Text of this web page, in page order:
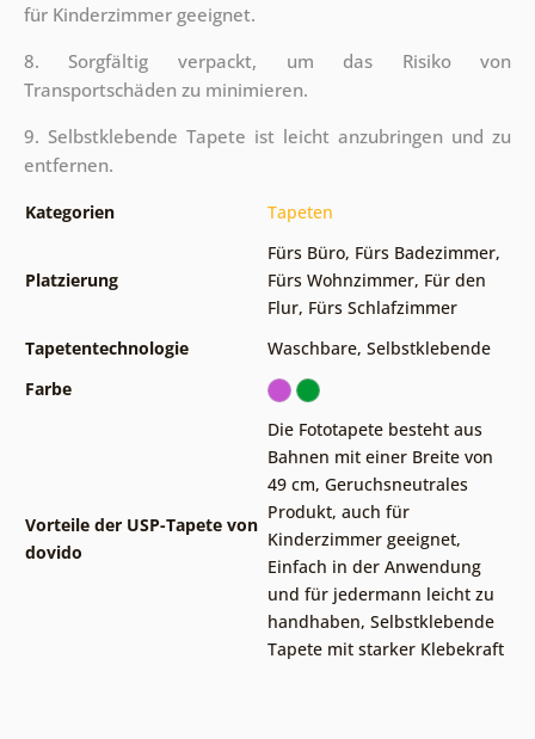
für Kinderzimmer geeignet.
8. Sorgfältig verpackt, um das Risiko von
Transportschäden zu minimieren.
9. Selbstklebende Tapete ist leicht anzubringen und zu
entfernen.
Kategorien Tapeten
Platzierung
Fürs Büro, Fürs Badezimmer,
Fürs Wohnzimmer, Für den
Flur, Fürs Schlafzimmer
Tapetentechnologie
Waschbare, Selbstklebende
Farbe
Vorteile der USP-Tapete von
dovido
Die Fototapete besteht aus
Bahnen mit einer Breite von
49 cm, Geruchsneutrales
Produkt, auch für
Kinderzimmer geeignet,
Einfach in der Anwendung
und für jedermann leicht zu
handhaben, Selbstklebende
Tapete mit starker Klebekraft